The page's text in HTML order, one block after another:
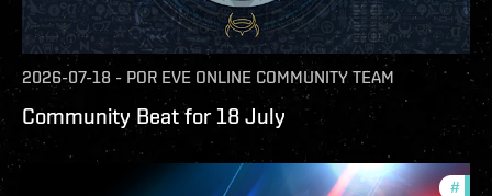
2026-07-18 - POR EVE ONLINE COMMUNITY TEAM
Community Beat for 18 July
#